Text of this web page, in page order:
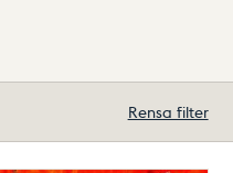
Rensa filter